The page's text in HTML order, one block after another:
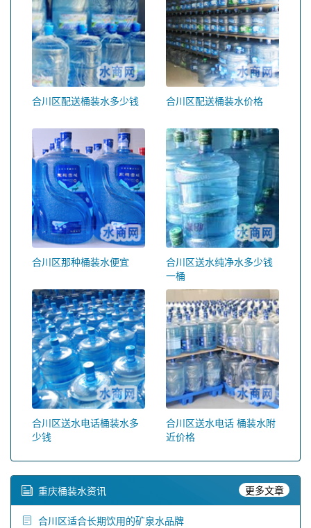
合川区配送桶装水多少钱 合川区配送桶装水价格
合川区那种桶装水便宜
合川区送水纯净水多少钱
一桶
合川区送水电话桶装水多
少钱
合川区送水电话 桶装水附
近价格
重庆桶装水资讯 更多文章
合川区适合长期饮用的矿泉水品牌